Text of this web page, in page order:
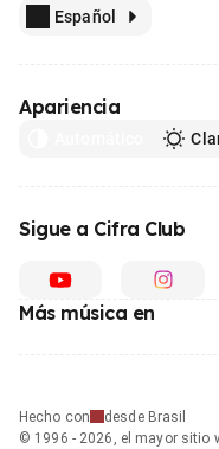
Español
Apariencia
Sigue a Cifra Club
Más música en
Hecho con
desde Brasil
© 1996 - 2026, el mayor sitio